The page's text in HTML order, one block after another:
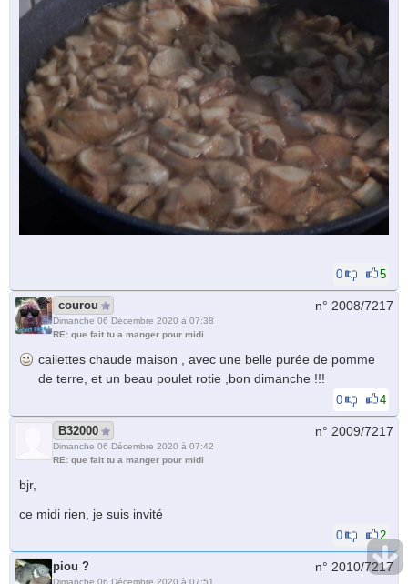
0 5
courou
Dimanche 06 Décembre 2020 à 07:38
RE: que fait tu a manger pour midi
n° 2008/7217
cailettes chaude maison , avec une belle purée de pomme
de terre, et un beau poulet rotie ,bon dimanche !!!
0 4
B32000
Dimanche 06 Décembre 2020 à 07:42
RE: que fait tu a manger pour midi
n° 2009/7217
bjr,
ce midi rien, je suis invité
0 2
piou ?
Dimanche 06 Décembre 2020 à 07:51
n° 2010/7217